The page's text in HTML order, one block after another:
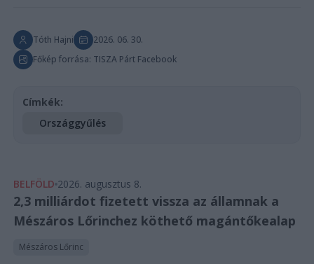
Tóth Hajni
2026. 06. 30.
Főkép forrása: TISZA Párt Facebook
Címkék:
Országgyűlés
BELFÖLD 2026. augusztus 8.
2,3 milliárdot fizetett vissza az államnak a
Mészáros Lőrinchez köthető magántőkealap
Mészáros Lőrinc